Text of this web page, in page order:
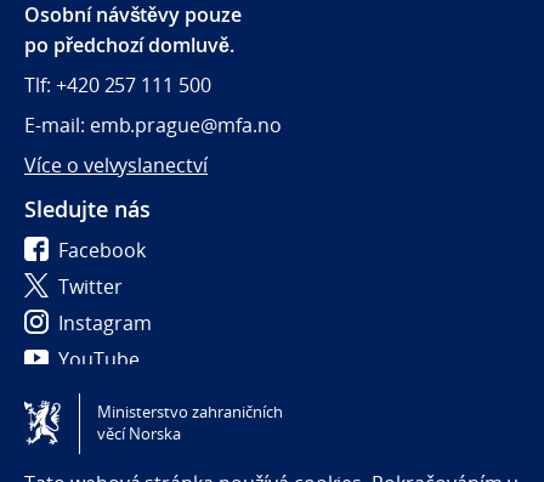
Osobní návštěvy pouze
po předchozí domluvě.
Tlf: +420 257 111 500
E-mail: emb.prague@mfa.no
Více o velvyslanectví
Sledujte nás
Facebook
Twitter
Instagram
YouTube
Tilgjengelighetserklæring / Accessibility statement
(NO)
Ministerstvo zahraničních
věcí Norska